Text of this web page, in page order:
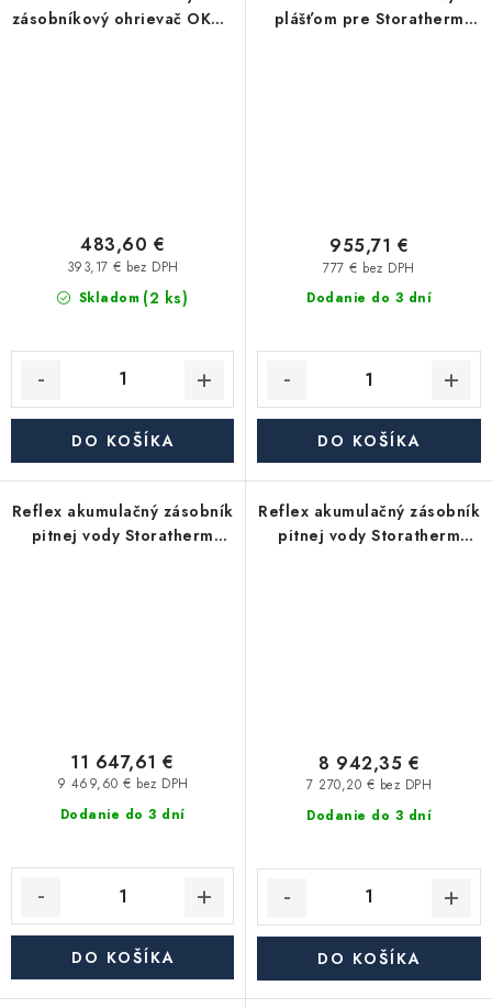
zásobníkový ohrievač OKHE
Skladom (2 ks)
393,17 € bez DPH
483,60 €
DO KOŠÍKA
plášťom pre Storatherm
Dodanie do 3 dní
777 € bez DPH
955,71 €
DO KOŠÍKA
Reflex akumulačný zásobník
pitnej vody Storatherm
Dodanie do 3 dní
9 469,60 € bez DPH
11 647,61 €
DO KOŠÍKA
Reflex akumulačný zásobník
pitnej vody Storatherm
Dodanie do 3 dní
7 270,20 € bez DPH
8 942,35 €
DO KOŠÍKA